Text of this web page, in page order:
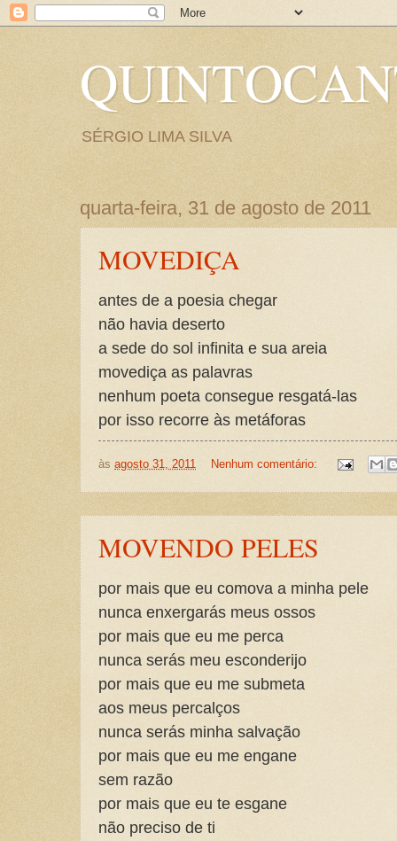
SÉRGIO LIMA SILVA
quarta-feira, 31 de agosto de 2011
MOVEDIÇA
antes de a poesia chegar
não havia deserto
a sede do sol infinita e sua areia
movediça as palavras
nenhum poeta consegue resgatá-las
por isso recorre às metáforas
às agosto 31, 2011 Nenhum comentário:
MOVENDO PELES
por mais que eu comova a minha pele
nunca enxergarás meus ossos
por mais que eu me perca
nunca serás meu esconderijo
por mais que eu me submeta
aos meus percalços
nunca serás minha salvação
por mais que eu me engane
sem razão
por mais que eu te esgane
não preciso de ti